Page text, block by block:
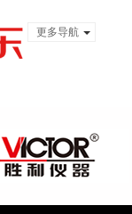
更多导航